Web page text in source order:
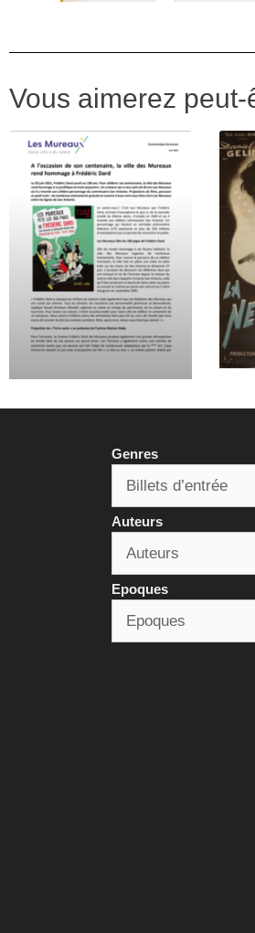
Vous aimerez peut-
Genres
Auteurs
Epoques